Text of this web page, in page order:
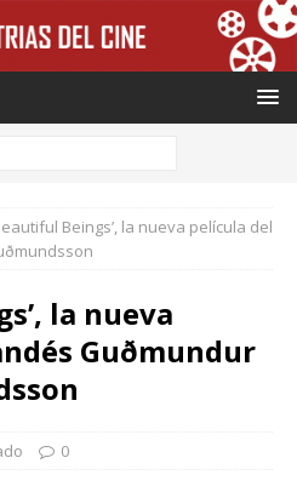
Beings’, la nueva película del
la nueva
Guðmundur
0